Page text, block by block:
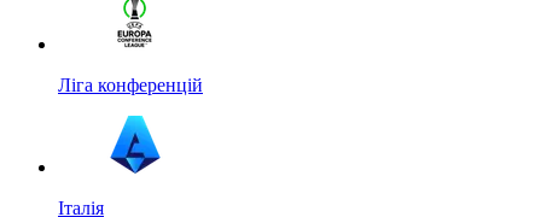
Ліга конференцій
Італія